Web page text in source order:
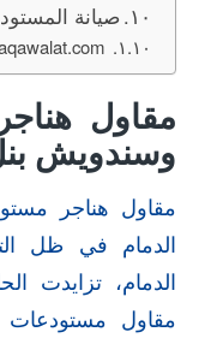
صيانة
مقاول
وسندويش
مقاول هناجر
الدمام في ظل
الدمام، تزايدت
مقاول مستودعات